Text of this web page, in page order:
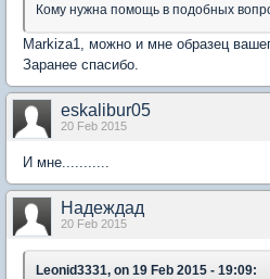
Кому нужна помощь в подобных
Markiza1, можно и мне образец
Заранее спасибо.
eskalibur05
20 Feb 2015
И мне...........
Надеждад
20 Feb 2015
Leonid3331, on 19 Feb 2015 - 19:09: